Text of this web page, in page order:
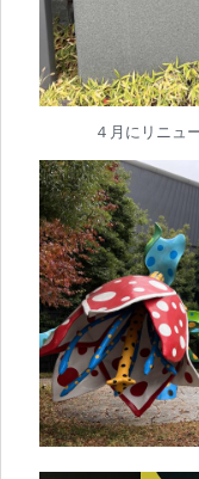
４月にリニュ